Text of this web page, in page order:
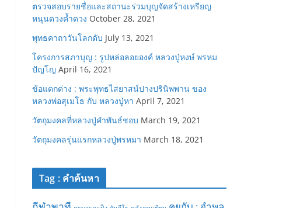
ตรวจสอบรายชื่อและสถานะร่วมบุญจัดสร้างเหรียญ
หนุนดวงค้ำดวง October 28, 2021
พุทธคาถาวันโลกดับ July 13, 2021
โครงการสภาบุญ : รูปหล่อลอยองค์ หลวงปู่หงษ์ พรหม
ปัญโญ April 16, 2021
ข้อแตกต่าง : พระพุทธไสยาสน์ปางปรินิพพาน ของ
หลวงพ่อสุเมโธ กับ หลวงปู่หา April 7, 2021
วัตถุมงคลที่หลวงปู่คำพันธ์ชอบ March 19, 2021
วัตถุมงคลรุ่นแรกหลวงปู่พรหมา March 18, 2021
Tag : คำค้นหา